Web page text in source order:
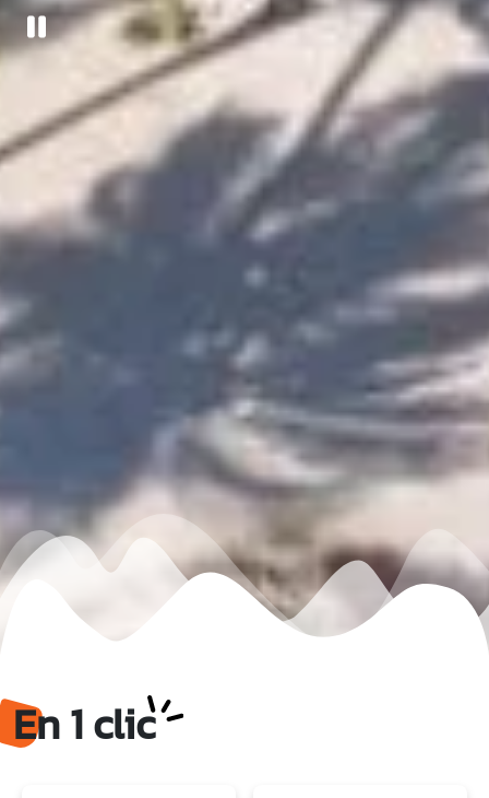
Ville du Gosier - Guadeloupe
En 1 clic